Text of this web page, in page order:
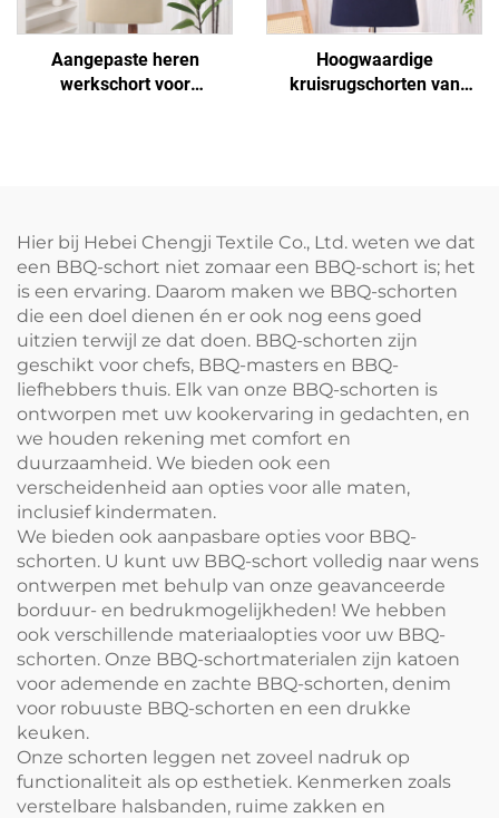
Aangepaste heren
werkschort voor
Hoogwaardige
kruisrugschorten van
bakkerijen
Hier bij Hebei Chengji Textile Co., Ltd. weten we dat
een BBQ-schort niet zomaar een BBQ-schort is; het
is een ervaring. Daarom maken we BBQ-schorten
die een doel dienen én er ook nog eens goed
uitzien terwijl ze dat doen. BBQ-schorten zijn
geschikt voor chefs, BBQ-masters en BBQ-
liefhebbers thuis. Elk van onze BBQ-schorten is
ontworpen met uw kookervaring in gedachten, en
we houden rekening met comfort en
duurzaamheid. We bieden ook een
verscheidenheid aan opties voor alle maten,
inclusief kindermaten.
We bieden ook aanpasbare opties voor BBQ-
schorten. U kunt uw BBQ-schort volledig naar wens
ontwerpen met behulp van onze geavanceerde
borduur- en bedrukmogelijkheden! We hebben
ook verschillende materiaalopties voor uw BBQ-
schorten. Onze BBQ-schortmaterialen zijn katoen
voor ademende en zachte BBQ-schorten, denim
voor robuuste BBQ-schorten en een drukke
keuken.
Onze schorten leggen net zoveel nadruk op
functionaliteit als op esthetiek. Kenmerken zoals
verstelbare halsbanden, ruime zakken en